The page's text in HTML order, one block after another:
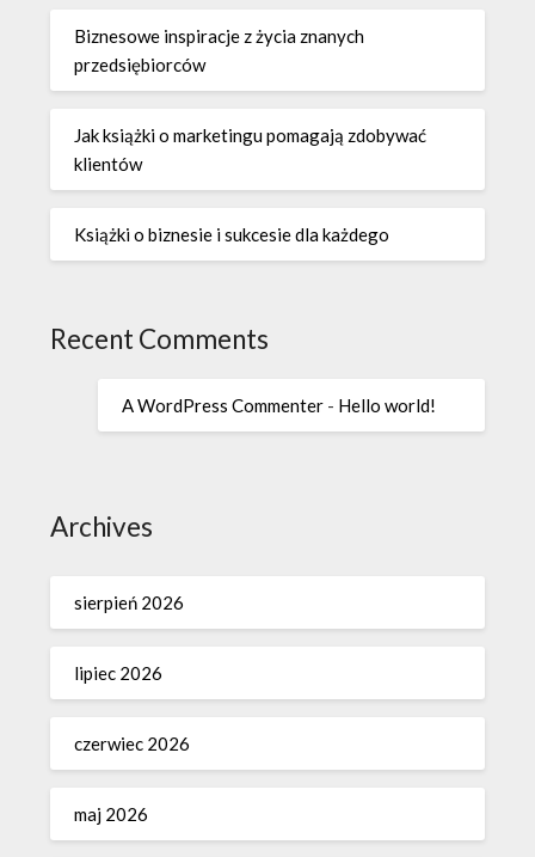
Biznesowe inspiracje z życia znanych
przedsiębiorców
Jak książki o marketingu pomagają zdobywać
klientów
Książki o biznesie i sukcesie dla każdego
Recent Comments
A WordPress Commenter - Hello world!
Archives
sierpień 2026
lipiec 2026
czerwiec 2026
maj 2026